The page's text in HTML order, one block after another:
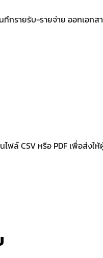
รายรับ-รายจ่าย ออกเอกส
ฟล์ CSV หรือ PDF เพื่อส่